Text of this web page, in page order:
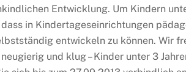
Entwicklung. Um Kindern
in Kindertageseinrichtungen
entwickeln zu können. Wir
und klug – Kinder unter 3